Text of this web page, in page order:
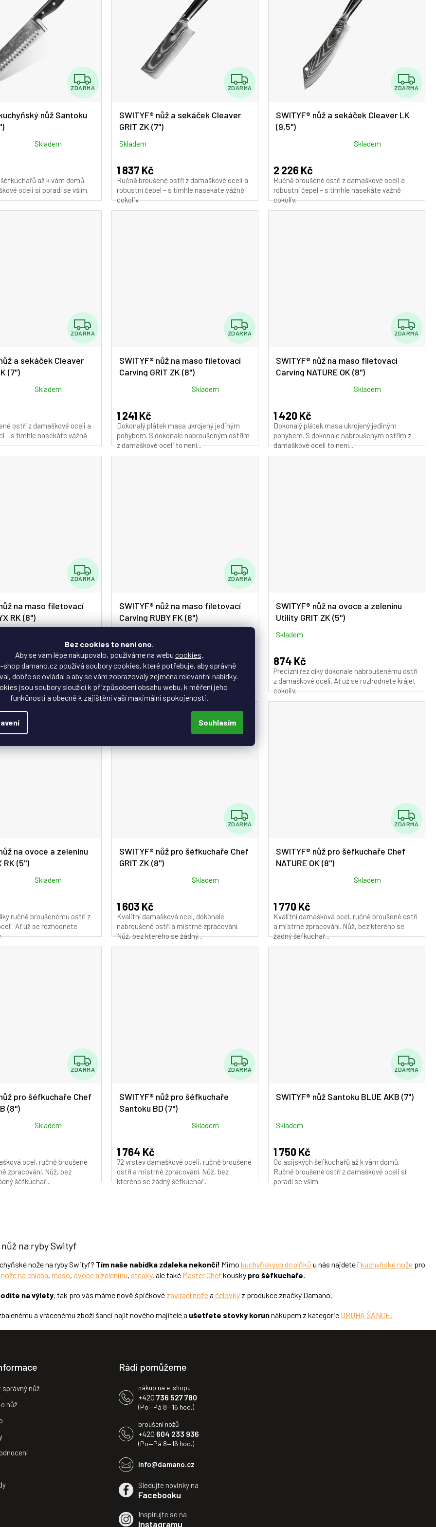
Bez cookies to není ono.
Aby se vám lépe nakupovalo, používáme na webu cookies.
shop damano.cz používá soubory cookies, které potřebuje, aby správně
dobře se ovládal a aby se vám zobrazovaly zejména relevantní nabídky.
jsou soubory sloužící k přizpůsobení obsahu webu, k měření jeho
funkčnosti a obecně k zajištění vaší maximální spokojenosti.
Souhlasím
Z
D
ZDARMA
nůž Santoku
Skladem
až k vám domů.
oceli si poradí se vším.
Z
D
ZDARMA
SWITYF® nůž a sekáček Cleaver
GRIT ZK (7")
Skladem
1 837 Kč
Ručně broušené ostří z damaškové oceli a
robustní čepel – s tímhle nasekáte vážně
cokoliv.
Z
D
ZDARMA
SWITYF® nůž a sekáček Cleaver LK
(9,5")
produktu
je
5,0
z
Skladem
2 226 Kč
Ručně broušené ostří z damaškové oceli a
robustní čepel – s tímhle nasekáte vážně
cokoliv.
Z
D
ZDARMA
a sekáček Cleaver
(7")
Skladem
ostří z damaškové oceli a
– s tímhle nasekáte vážně
Z
D
ZDARMA
SWITYF® nůž na maso filetovací
Carving GRIT ZK (8")
produktu
je
5,0
z
Skladem
1 241 Kč
Dokonalý plátek masa ukrojený jediným
pohybem. S dokonale nabroušeným ostřím
z damaškové oceli to není...
Z
D
ZDARMA
SWITYF® nůž na maso filetovací
Carving NATURE OK (8")
produktu
je
5,0
z
Skladem
1 420 Kč
Dokonalý plátek masa ukrojený jediným
pohybem. S dokonale nabroušeným ostřím z
damaškové oceli to není...
Z
D
R
M
A
ZDARMA
na maso filetovací
RK (8")
masa ukrojený jediným
nabroušeným ostřím
to není...
Z
D
R
ZDARMA
SWITYF® nůž na maso filetovací
Carving RUBY FK (8")
hodnocení
produktu
je
5,0
z
5
1 269 Kč
Dokonalý plátek masa ukrojený jediným
pohybem. S dokonale nabroušeným ostřím
z damaškové oceli to není...
SWITYF® nůž na ovoce a zeleninu
Utility GRIT ZK (5")
Skladem
874 Kč
Precizní řez díky dokonale nabroušenému ostří
z damaškové oceli. Ať už se rozhodnete krájet
cokoliv.
na ovoce a zeleninu
RK (5")
Skladem
ručně broušenému ostří z
Ať už se rozhodnete
Z
D
A
ZDARMA
SWITYF® nůž pro šéfkuchaře Chef
GRIT ZK (8")
produktu
je
5,0
z
Skladem
1 603 Kč
Kvalitní damašková ocel, dokonale
nabroušené ostří a mistrné zpracování.
Nůž, bez kterého se žádný...
Z
D
ZDARMA
SWITYF® nůž pro šéfkuchaře Chef
NATURE OK (8")
produktu
je
z
Skladem
1 770 Kč
Kvalitní damašková ocel, ručně broušené ostří
a mistrné zpracování. Nůž, bez kterého se
žádný šéfkuchař...
Z
D
A
ZDARMA
pro šéfkuchaře Chef
(8")
Skladem
ocel, ručně broušené
zpracování. Nůž, bez
šéfkuchař...
Z
D
ZDARMA
SWITYF® nůž pro šéfkuchaře
Santoku BD (7")
produktu
je
5,0
z
Skladem
1 764 Kč
72 vrstev damaškové oceli, ručně broušené
ostří a mistrné zpracování. Nůž, bez
kterého se žádný šéfkuchař...
Z
D
ZDARMA
SWITYF® nůž Santoku BLUE AKB (7")
Skladem
1 750 Kč
Od asijských šéfkuchařů až k vám domů.
Ručně broušené ostří z damaškové oceli si
poradí se vším.
í
p
v
y
na ryby Swityf
nože na ryby Swityf? Tím naše nabídka zdaleka nekončí! Mimo kuchyňských doplňků u nás najdete i kuchyňské nože pro
nože na chleba, maso, ovoce a zeleninu, steaky, ale také Master Chef kousky pro šéfkuchaře.
na výlety, tak pro vás máme nově špičkové zavírací nožea čelovky z produkce značky Damano.
a vrácenému zboží šanci najít nového majitele a ušetřete stovky korunnákupem z kategorie DRUHÁ ŠANCE!
nůž
nůž
Rádi pomůžeme
nákup na e-shopu
+420 736 527 780
(Po—Pá 8—16 hod.)
broušení nožů
+420 604 233 936
(Po—Pá 8—16 hod.)
info@damano.cz
Sledujte novinky na
Facebooku
Inspirujte se na
Instagramu